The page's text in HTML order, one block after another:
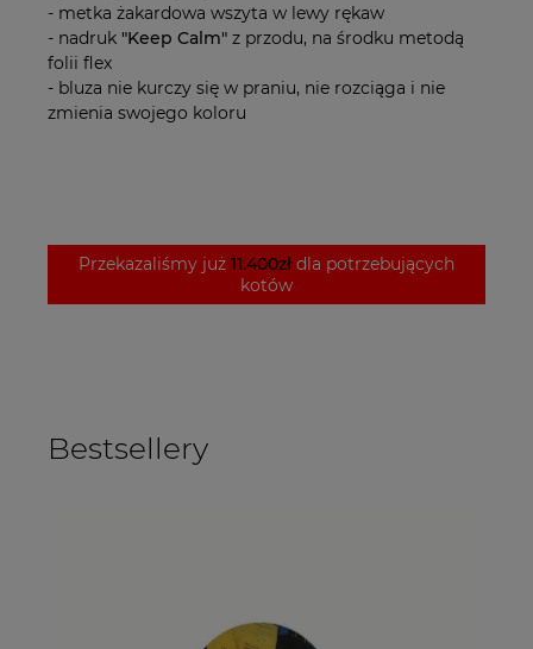
- metka żakardowa wszyta w lewy rękaw
- nadruk "Keep Calm" z przodu, na środku metodą
folii flex
- bluza nie kurczy się w praniu, nie rozciąga i nie
zmienia swojego koloru
Przekazaliśmy już 11.400zł dla potrzebujących
kotów
Bestsellery